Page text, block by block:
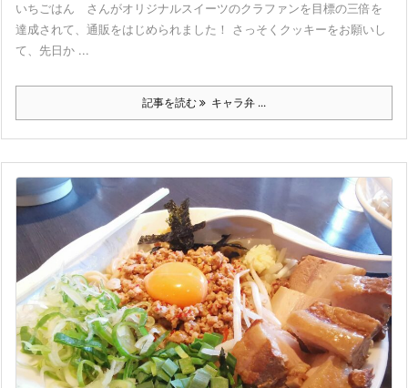
いちごはん さんがオリジナルスイーツのクラファンを目標の三倍を
達成されて、通販をはじめられました！ さっそくクッキーをお願いし
て、先日か ...
記事を読む キャラ弁 ...